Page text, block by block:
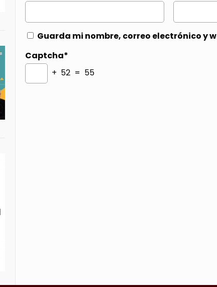
Guarda mi nombre, correo electrónico y
Captcha*
+ 52 = 55